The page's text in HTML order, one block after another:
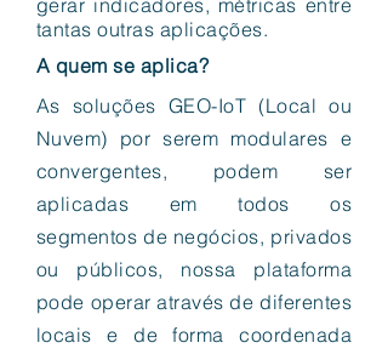
gerar indicadores, métricas entre
tantas outras aplicações.
A quem se aplica?
As soluções GEO-IoT (Local ou
Nuvem) por serem modulares e
convergentes, podem ser
aplicadas em todos os
segmentos de negócios, privados
ou públicos, nossa plataforma
pode operar através de diferentes
locais e de forma coordenada